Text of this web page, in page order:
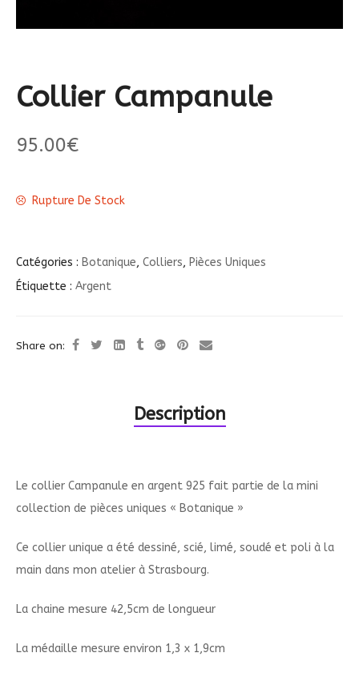
Collier Campanule
95.00€
Rupture De Stock
Catégories : Botanique, Colliers, Pièces Uniques
Étiquette : Argent
Share on:
Description
Le collier Campanule en argent 925 fait partie de la mini
collection de pièces uniques « Botanique »
Ce collier unique a été dessiné, scié, limé, soudé et poli à la
main dans mon atelier à Strasbourg.
La chaine mesure 42,5cm de longueur
La médaille mesure environ 1,3 x 1,9cm